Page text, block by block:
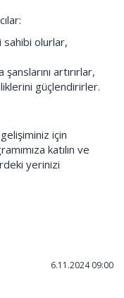
sahibi olurlar,
artırırlar,
güçlendirirler.
için
katılın ve
yerinizi
6.11.2024 09:00